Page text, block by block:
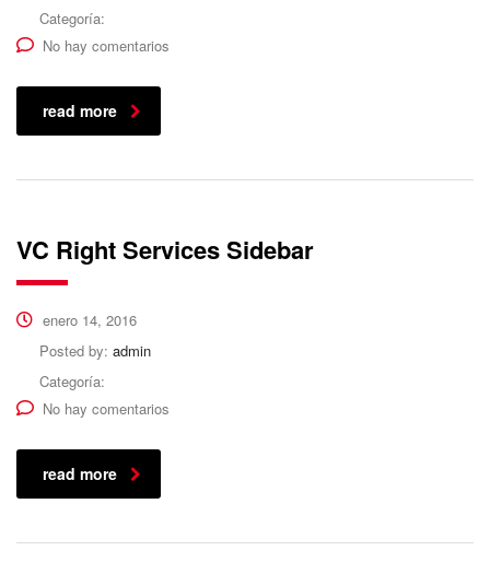
Categoría:
No hay comentarios
read more
VC Right Services Sidebar
enero 14, 2016
Posted by: admin
Categoría:
No hay comentarios
read more